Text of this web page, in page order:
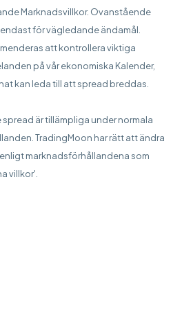
Marknadsvillkor. Ovanstående
för vägledande ändamål.
att kontrollera viktiga
på vår ekonomiska Kalender,
kan leda till att spread breddas.
är tillämpliga under normala
TradingMoon har rätt att ändra
marknadsförhållandena som
villkor'.